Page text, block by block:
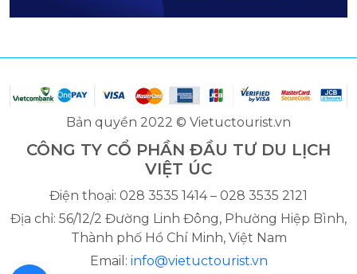
Bản quyền 2022 © Vietuctourist.vn
CÔNG TY CỔ PHẦN ĐẦU TƯ DU LỊCH
VIỆT ÚC
Điện thoại: 028 3535 1414 – 028 3535 2121
Địa chỉ: 56/12/2 Đường Linh Đông, Phường Hiệp Bình,
Thành phố Hồ Chí Minh, Việt Nam
Email: info@vietuctourist.vn